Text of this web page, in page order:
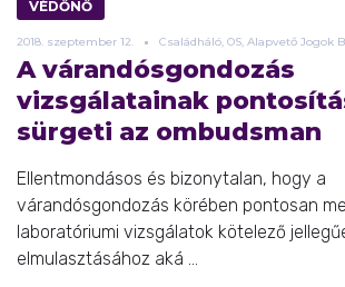
VÉDŐNŐ
2018. szeptember 12. Családháló, OS, Alapvető Jogok
A várandósgondozás
vizsgálatainak
sürgeti az ombudsman
Ellentmondásos és bizonytalan, hogy a
várandósgondozás körében pontosan
laboratóriumi vizsgálatok kötelező
elmulasztásához aká ...